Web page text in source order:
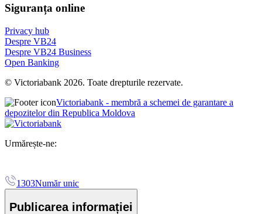
Siguranța online
Privacy hub
Despre VB24
Despre VB24 Business
Open Banking
© Victoriabank 2026. Toate drepturile rezervate.
Victoriabank - membră a schemei de garantare a
depozitelor din Republica Moldova
Urmărește-ne:
1303Număr unic
Publicarea informației